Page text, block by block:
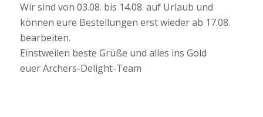
Wir sind von 03.08. bis 14.08. auf Urlaub und
können eure Bestellungen erst wieder ab 17.08.
bearbeiten.
Einstweilen beste Grüße und alles ins Gold
euer Archers-Delight-Team